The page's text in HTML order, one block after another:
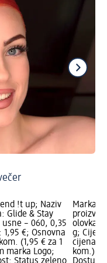
!t up; Naziv
Glide & Stay
usne – 060, 0,35
1,95 €; Osnovna
(1,95 € za 1
marka Logo;
Status zeleno
Marka:
olovka
g;
cijena: 1
kom.);